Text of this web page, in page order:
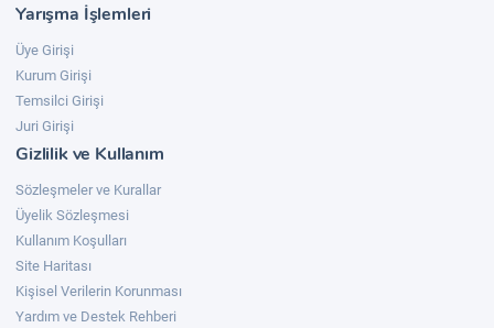
Yarışma İşlemleri
Üye Girişi
Kurum Girişi
Temsilci Girişi
Juri Girişi
Gizlilik ve Kullanım
Sözleşmeler ve Kurallar
Üyelik Sözleşmesi
Kullanım Koşulları
Site Haritası
Kişisel Verilerin Korunması
Yardım ve Destek Rehberi